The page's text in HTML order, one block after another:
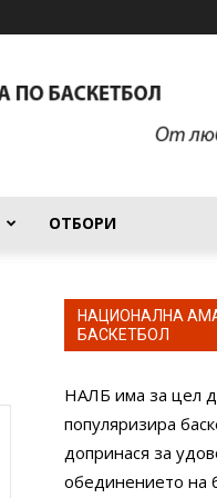
ОТБОРИ
НАЦИОНАЛНА
БАСКЕТБОЛ
НАЛБ има за цел
популяризира
допринася за
обединението на